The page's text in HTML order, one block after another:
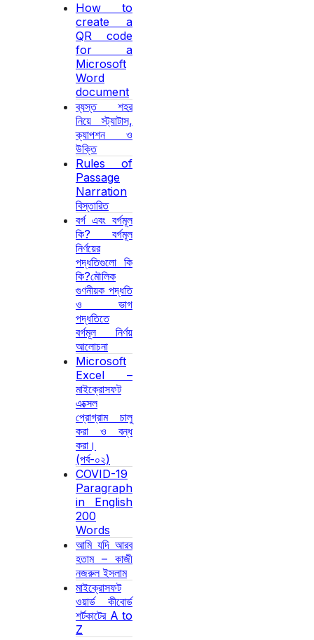
How to
create a
QR code
for a
Microsoft
Word
document
ব্যস্ত শহর
নিয়ে স্ট্যাটাস,
ক্যাপশন ও
উক্তি
Rules of
Passage
Narration
বিস্তারিত
বর্গ এবং বর্গমূল
কি? বর্গমূল
নির্ণয়ের
পদ্ধতিগুলো কি
কি?মৌলিক
গুণনীয়ক পদ্ধতি
ও ভাগ
পদ্ধতিতে
বর্গমূল নির্ণয়
আলোচনা
Microsoft
Excel –
মাইক্রোসফট
এক্সেল
প্রোগ্রাম চালু
করা ও বন্ধ
করা।
(পর্ব-০২)
COVID-19
Paragraph
in English
200
Words
আমি যদি আরব
হতাম – কাজী
নজরুল ইসলাম
মাইক্রোসফট
ওয়ার্ড কীবোর্ড
শর্টকাটের A to
Z